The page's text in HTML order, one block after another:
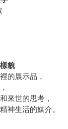
貌
的展示品，
來世的思考，
神生活的媒介。